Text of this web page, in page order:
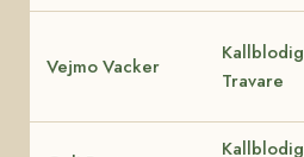
Vejmo Vacker
Kallblodig
Travare
Kallblodig